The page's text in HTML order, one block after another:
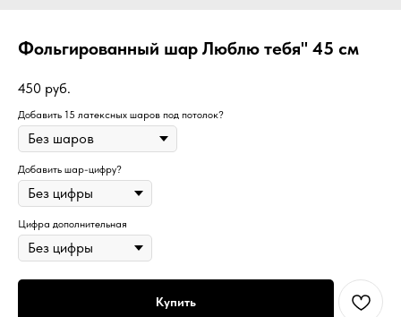
Фольгированный шар Люблю тебя" 45 см
450 руб.
Добавить 15 латексных шаров под потолок?
Добавить шар-цифру?
Цифра дополнительная
Купить